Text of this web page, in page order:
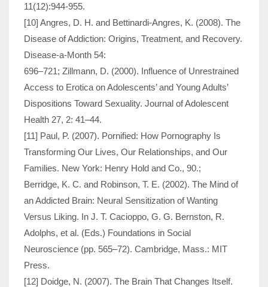
11(12):944-955.
[10] Angres, D. H. and Bettinardi-Angres, K. (2008). The
Disease of Addiction: Origins, Treatment, and Recovery.
Disease-a-Month 54:
696–721; Zillmann, D. (2000). Influence of Unrestrained
Access to Erotica on Adolescents’ and Young Adults’
Dispositions Toward Sexuality. Journal of Adolescent
Health 27, 2: 41–44.
[11] Paul, P. (2007). Pornified: How Pornography Is
Transforming Our Lives, Our Relationships, and Our
Families. New York: Henry Hold and Co., 90.;
Berridge, K. C. and Robinson, T. E. (2002). The Mind of
an Addicted Brain: Neural Sensitization of Wanting
Versus Liking. In J. T. Cacioppo, G. G. Bernston, R.
Adolphs, et al. (Eds.) Foundations in Social
Neuroscience (pp. 565–72). Cambridge, Mass.: MIT
Press.
[12] Doidge, N. (2007). The Brain That Changes Itself.